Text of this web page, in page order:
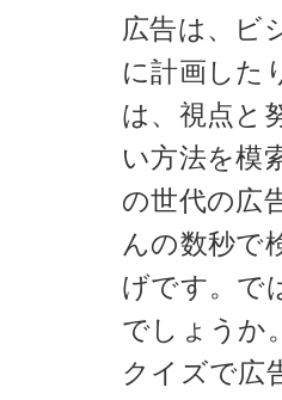
広告は、ビ
に計画した
は、視点と
い方法を模
の世代の広
んの数秒で
げです。で
でしょうか
クイズで広